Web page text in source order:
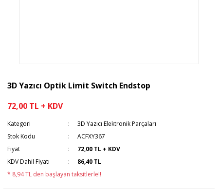
3D Yazıcı Optik Limit Switch Endstop
72,00 TL + KDV
Kategori
3D Yazıcı Elektronik Parçaları
Stok Kodu
ACFXY367
Fiyat
72,00 TL + KDV
KDV Dahil Fiyatı
86,40 TL
* 8,94 TL den başlayan taksitlerle!!